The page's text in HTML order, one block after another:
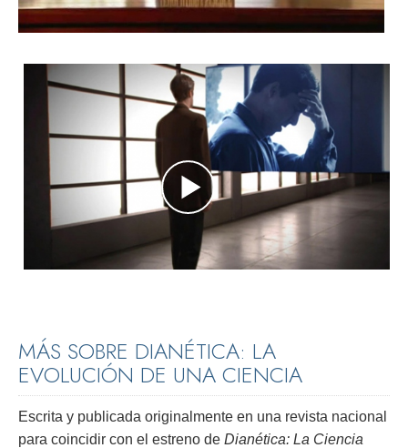
MÁS SOBRE DIANÉTICA: LA
EVOLUCIÓN DE UNA CIENCIA
Escrita y publicada originalmente en una revista nacional
para coincidir con el estreno de Dianética: La Ciencia